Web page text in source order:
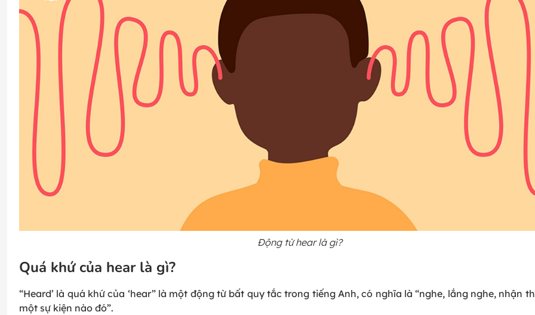
Động từ hear là gì?
Quá khứ của hear là gì?
“Heard’ là quá khứ của ‘hear” là một động từ bất quy tắc trong tiếng Anh, có nghĩa là “nghe, lắng nghe, nhận
một sự kiện nào đó”.